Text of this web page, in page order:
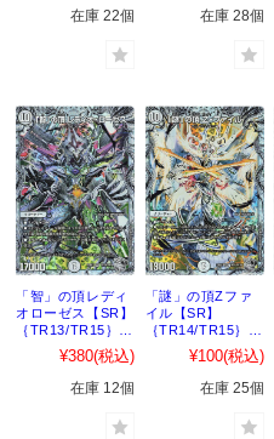
在庫 22個 在庫 28個
「智」の頂レディ
オローゼス【SR】
｛TR13/TR15｝
［23EX3］
¥380(税込)
在庫 12個
「謎」の頂Zファ
イル【SR】
｛TR14/TR15｝
［23EX3］
¥100(税込)
在庫 25個